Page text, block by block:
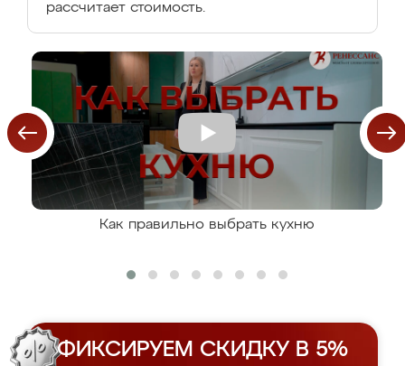
рассчитает стоимость.
Как правильно выбрать кухню
ФИКСИРУЕМ СКИДКУ В 5%